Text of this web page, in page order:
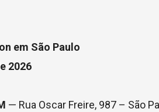
em São Paulo
2026
— Rua Oscar Freire, 987 – São